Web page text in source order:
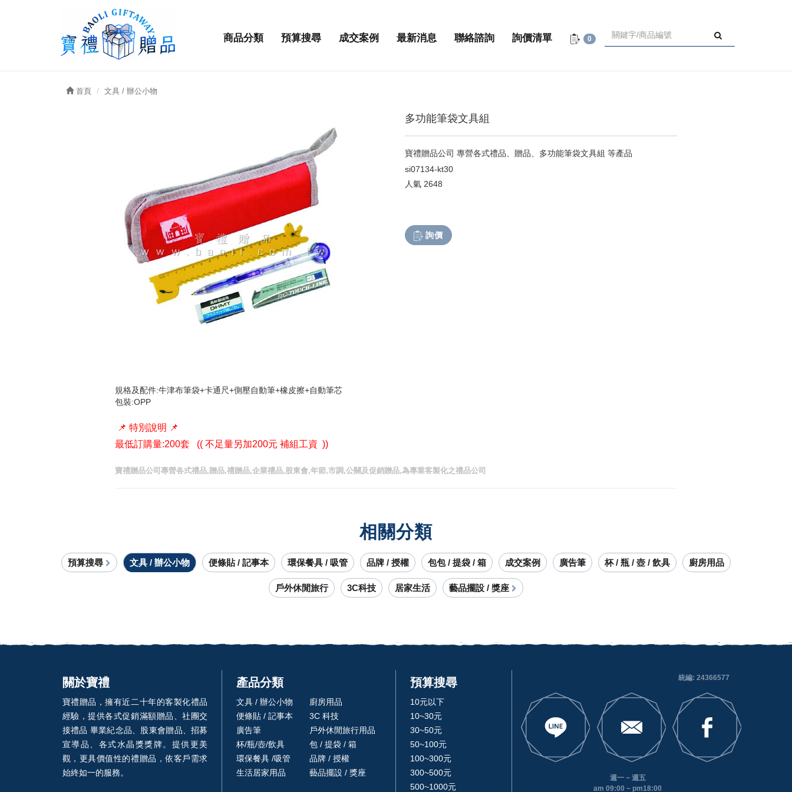
商品分類 預算搜尋 成交案例 最新消息 聯絡諮詢 詢價清單 0
首頁 文具 / 辦公小物
多功能筆袋文具組
寶禮贈品公司 專營各式禮品、贈品、多功能筆袋文具組 等產品
si07134-kt30
人氣 2648
詢價
規格及配件:牛津布筆袋+卡通尺+側壓自動筆+橡皮擦+自動筆芯
包裝:OPP
📌 特別說明 📌
最低訂購量:200套 (( 不足量另加200元 補組工資 ))
寶禮贈品公司專營各式禮品,贈品,禮贈品,企業禮品,股東會,年節,市調,公關及促銷贈品,為專業客製化之禮品公司
相關分類
預算搜尋 文具 / 辦公小物 便條貼 / 記事本 環保餐具 / 吸管 品牌 / 授權 包包 / 提袋 / 箱 成交案例 廣告筆 杯 / 瓶 / 壺 / 飲具 廚房用品
戶外休閒旅行 3C科技 居家生活 藝品擺設 / 獎座
關於寶禮
寶禮贈品，擁有近二十年的客製化禮品
經驗，提供各式促銷滿額贈品、社團交
接禮品 畢業紀念品、股東會贈品、招募
宣導品、各式水晶獎獎牌。提供更美
觀，更具價值性的禮贈品，依客戶需求
始終如一的服務。
產品分類
文具 / 辦公小物
便條貼 / 記事本
廣告筆
杯/瓶/壺/飲具
環保餐具 /吸管
生活居家用品
廚房用品
3C 科技
戶外休閒旅行用品
包 / 提袋 / 箱
品牌 / 授權
藝品擺設 / 獎座
預算搜尋
10元以下
10~30元
30~50元
50~100元
100~300元
300~500元
500~1000元
統編: 24366577
週一 ~ 週五
am 09:00 ~ pm18:00